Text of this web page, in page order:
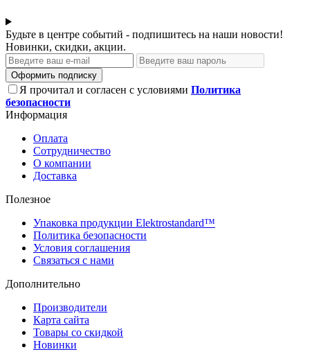
Будьте в центре событий - подпишитесь на наши новости!
Новинки, скидки, акции.
Оформить подписку
Я прочитал и согласен с условиями Политика
безопасности
Информация
Оплата
Сотрудничество
О компании
Доставка
Полезное
Упаковка продукции Elektrostandard™
Политика безопасности
Условия соглашения
Связаться с нами
Дополнительно
Производители
Карта сайта
Товары со скидкой
Новинки